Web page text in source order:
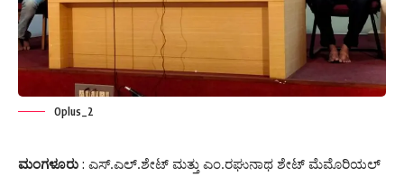
Oplus_2
ಮಂಗಳೂರು : ಎಸ್.ಎಲ್.ಶೇಟ್ ಮತ್ತು ಎಂ.ರಘುನಾಥ ಶೇಟ್ ಮೆಮೊರಿಯಲ್